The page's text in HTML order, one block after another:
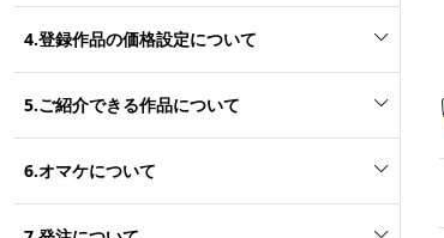
4.登録作品の価格設定について
5.ご紹介できる作品について
6.オマケについて